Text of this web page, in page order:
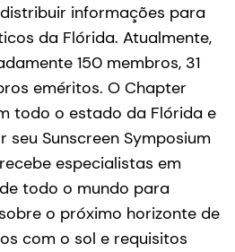
informações para
da Flórida. Atualmente,
150 membros, 31
eméritos. O Chapter
todo o estado da Flórida e
seu Sunscreen Symposium
especialistas em
todo o mundo para
o próximo horizonte de
com o sol e requisitos